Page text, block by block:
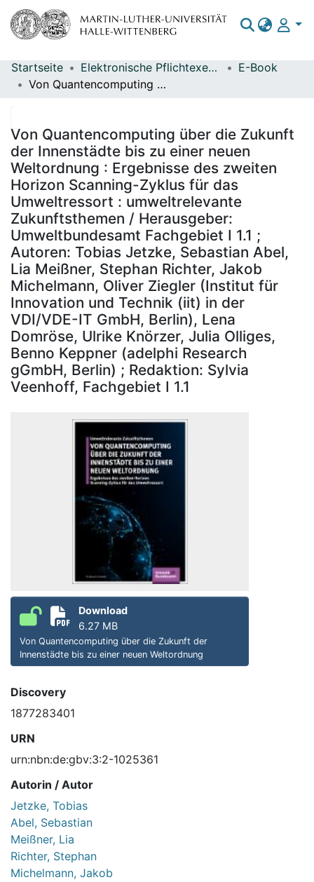
Bereiche & Sammlungen
Statistiken
Startseite Elektronische Pflichtexemplare
E-Book
Von Quantencomputing über die Zukunft der Innenstädte bis zu einer neuen Weltordnung : Ergebnisse des zweiten Horizon Scanning-Zyklus für das Umweltressort : umweltrelevante Zukunftsthemen / Herausgeber: Umweltbundesamt Fachgebiet I 1.1 ; Autoren: Tobias Jetzke, Sebastian Abel, Lia Meißner, Stephan Richter, Jakob Michelmann, Oliver Ziegler (Institut für Innovation und Technik (iit) in der VDI/VDE-IT GmbH, Berlin), Lena Domröse, Ulrike Knörzer, Julia Olliges, Benno Keppner (adelphi Research gGmbH, Berlin) ; Redaktion: Sylvia Veenhoff, Fachgebiet I 1.1
Von Quantencomputing über die Zukunft
der Innenstädte bis zu einer neuen
Weltordnung : Ergebnisse des zweiten
Horizon Scanning-Zyklus für das
Umweltressort : umweltrelevante
Zukunftsthemen / Herausgeber:
Umweltbundesamt Fachgebiet I 1.1 ;
Autoren: Tobias Jetzke, Sebastian Abel,
Lia Meißner, Stephan Richter, Jakob
Michelmann, Oliver Ziegler (Institut für
Innovation und Technik (iit) in der
VDI/VDE-IT GmbH, Berlin), Lena
Domröse, Ulrike Knörzer, Julia Olliges,
Benno Keppner (adelphi Research
gGmbH, Berlin) ; Redaktion: Sylvia
Veenhoff, Fachgebiet I 1.1
Download
6.27 MB
Von Quantencomputing über die Zukunft der
Innenstädte bis zu einer neuen Weltordnung
Discovery
1877283401
URN
urn:nbn:de:gbv:3:2-1025361
Autorin / Autor
Jetzke, Tobias
Abel, Sebastian
Meißner, Lia
Richter, Stephan
Michelmann, Jakob